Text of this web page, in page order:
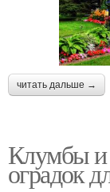
читать дальше →
Клумбы и
оградок